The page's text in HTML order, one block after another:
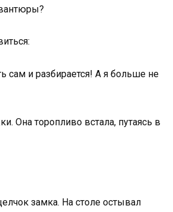
сам и разбирается! А я больше не
Она торопливо встала, путаясь в
замка. На столе остывал